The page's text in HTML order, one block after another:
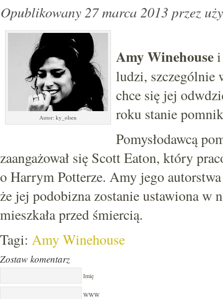
Opublikowany 27 marca 2013 przez
Autor: ky_olsen
Amy Winehousei
ludzi, szczególnie
chce się jej
roku stanie
Pomysłodawcą
zaangażował się Scott Eaton, który
o Harrym Potterze. Amy jego
że jej podobizna zostanie ustawiona w
mieszkała przed śmiercią.
Tagi: Amy Winehouse
Zostaw komentarz
Imię
WWW